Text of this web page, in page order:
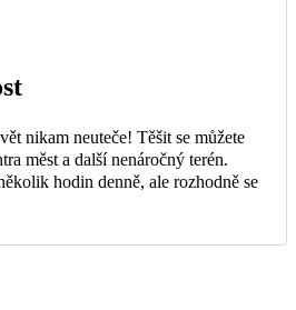
nikam neuteče! Těšit se můžete
měst a další nenáročný terén.
hodin denně, ale rozhodně se